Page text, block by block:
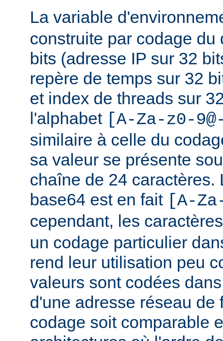
La variable
construite par codage du
bits (adresse IP sur 32
repère de temps sur 32
et index de threads sur
l'alphabet [A-Za-z0-
similaire à celle du
sa valeur se présente
chaîne de 24 caractères.
base64 est en fait [A-
cependant, les
un codage particulier
rend leur utilisation peu
valeurs sont codées
d'une adresse réseau de
codage soit comparable